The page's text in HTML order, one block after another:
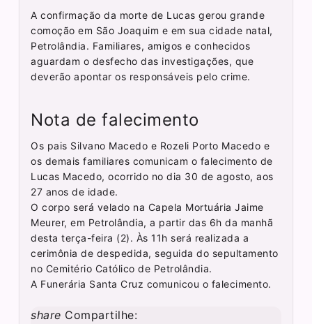
A confirmação da morte de Lucas gerou grande
comoção em São Joaquim e em sua cidade natal,
Petrolândia. Familiares, amigos e conhecidos
aguardam o desfecho das investigações, que
deverão apontar os responsáveis pelo crime.
Nota de falecimento
Os pais Silvano Macedo e Rozeli Porto Macedo e
os demais familiares comunicam o falecimento de
Lucas Macedo, ocorrido no dia 30 de agosto, aos
27 anos de idade.
O corpo será velado na Capela Mortuária Jaime
Meurer, em Petrolândia, a partir das 6h da manhã
desta terça-feira (2). Às 11h será realizada a
cerimônia de despedida, seguida do sepultamento
no Cemitério Católico de Petrolândia.
A Funerária Santa Cruz comunicou o falecimento.
share Compartilhe: